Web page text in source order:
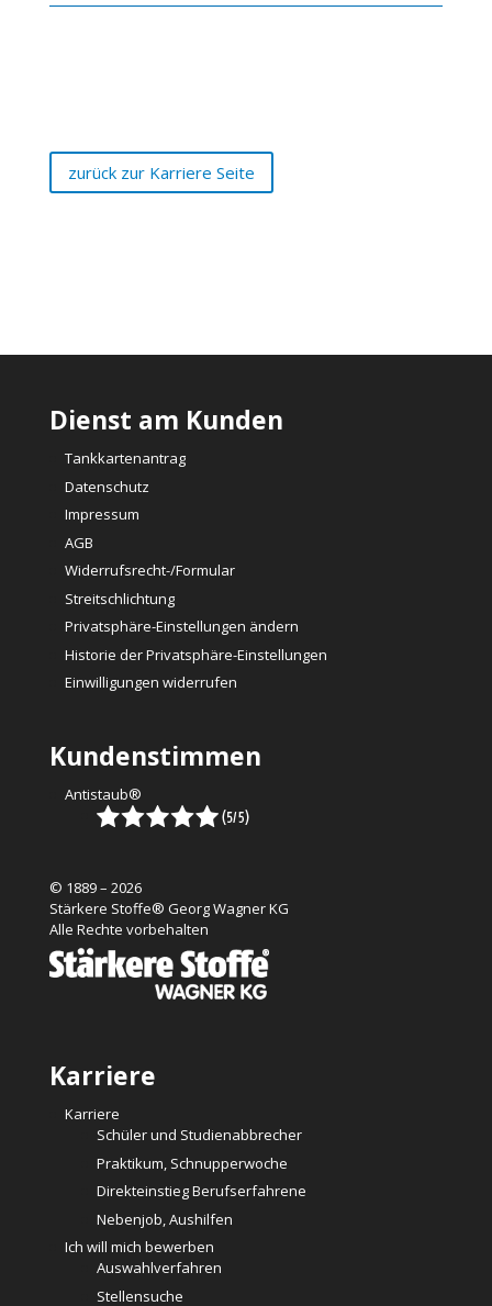
zurück zur Karriere Seite
Dienst am Kunden
Tankkartenantrag
Datenschutz
Impressum
AGB
Widerrufsrecht-/Formular
Streitschlichtung
Privatsphäre-Einstellungen ändern
Historie der Privatsphäre-Einstellungen
Einwilligungen widerrufen
Kundenstimmen
Antistaub®
© 1889 – 2026
Stärkere Stoffe® Georg Wagner KG
Alle Rechte vorbehalten
Karriere
Karriere
Schüler und Studienabbrecher
Praktikum, Schnupperwoche
Direkteinstieg Berufserfahrene
Nebenjob, Aushilfen
Ich will mich bewerben
Auswahlverfahren
Stellensuche